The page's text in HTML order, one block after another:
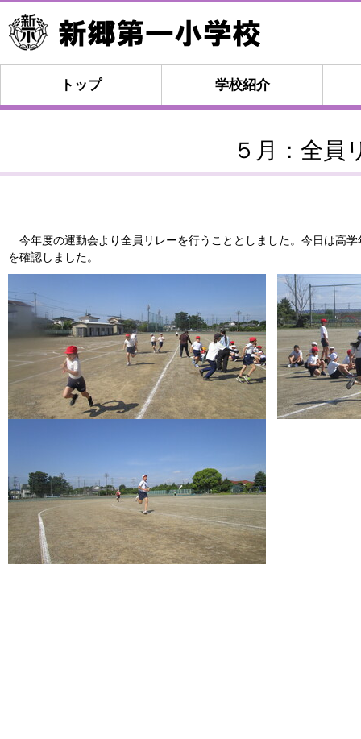
トップ 学校紹介
５月：全員
今年度の運動会より全員リレーを行うこととしました。今日は高
を確認しました。